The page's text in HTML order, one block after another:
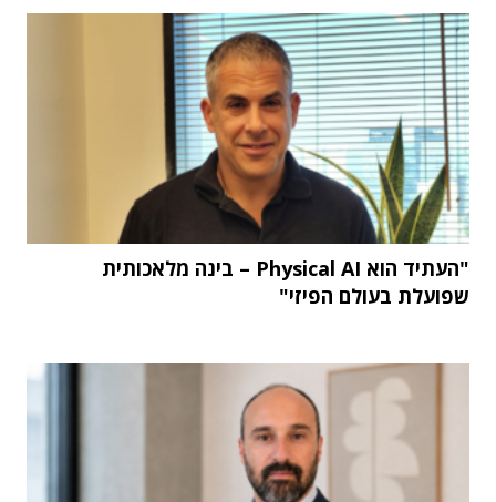
"העתיד הוא Physical AI – בינה מלאכותית
שפועלת בעולם הפיזי"